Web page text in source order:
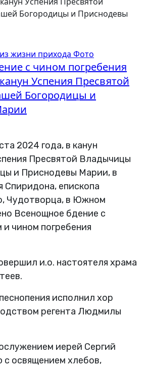
Богородицы и Приснодевы
жизни прихода Фото
c чином погребения
Успения Пресвятой
Богородицы и
Пресвятой Владычицы
и Приснодевы Марии, в
Спиридона, епископа
Чудотворца, в Южном
Всенощное бдение с
чином погребения
и.о. настоятеля храма
исполнил хор
регента Людмилы
иерей Сергий
освящением хлебов,